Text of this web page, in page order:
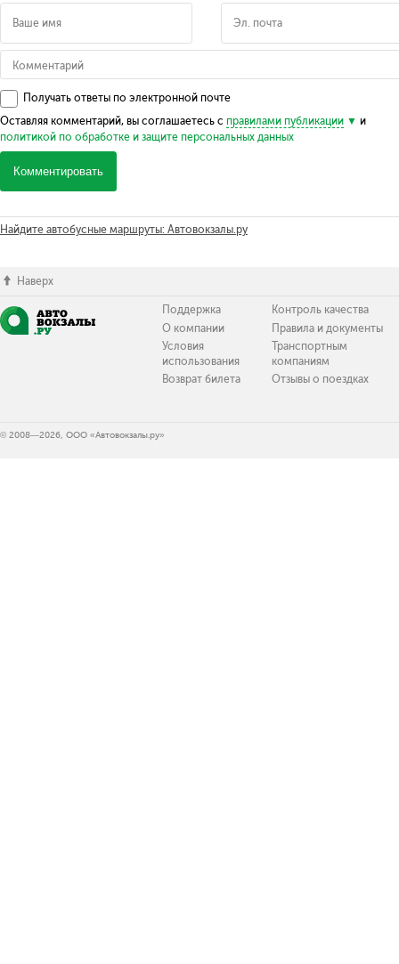
Получать ответы по электронной почте
Оставляя комментарий, вы соглашаетесь с правилами публикации
и
политикой по обработке и защите персональных данных
Комментировать
Найдите автобусные маршруты: Автовокзалы.ру
Наверх
Поддержка
О компании
Условия
использования
Возврат билета
Контроль качества
Правила и документы
Транспортным
компаниям
Отзывы о поездках
© 2008—2026, ООО «Автовокзалы.ру»